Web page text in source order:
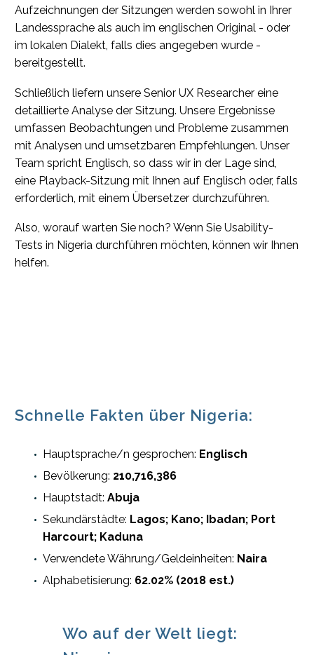
Aufzeichnungen der Sitzungen werden sowohl in Ihrer
Landessprache als auch im englischen Original - oder
im lokalen Dialekt, falls dies angegeben wurde -
bereitgestellt.
Schließlich liefern unsere Senior UX Researcher eine
detaillierte Analyse der Sitzung. Unsere Ergebnisse
umfassen Beobachtungen und Probleme zusammen
mit Analysen und umsetzbaren Empfehlungen. Unser
Team spricht Englisch, so dass wir in der Lage sind,
eine Playback-Sitzung mit Ihnen auf Englisch oder, falls
erforderlich, mit einem Übersetzer durchzuführen.
Also, worauf warten Sie noch? Wenn Sie Usability-
Tests in Nigeria durchführen möchten, können wir Ihnen
helfen.
Schnelle Fakten über Nigeria:
Hauptsprache/n gesprochen: Englisch
Bevölkerung: 210,716,386
Hauptstadt: Abuja
Sekundärstädte: Lagos; Kano; Ibadan; Port
Harcourt; Kaduna
Verwendete Währung/Geldeinheiten: Naira
Alphabetisierung: 62.02% (2018 est.)
Wo auf der Welt liegt: